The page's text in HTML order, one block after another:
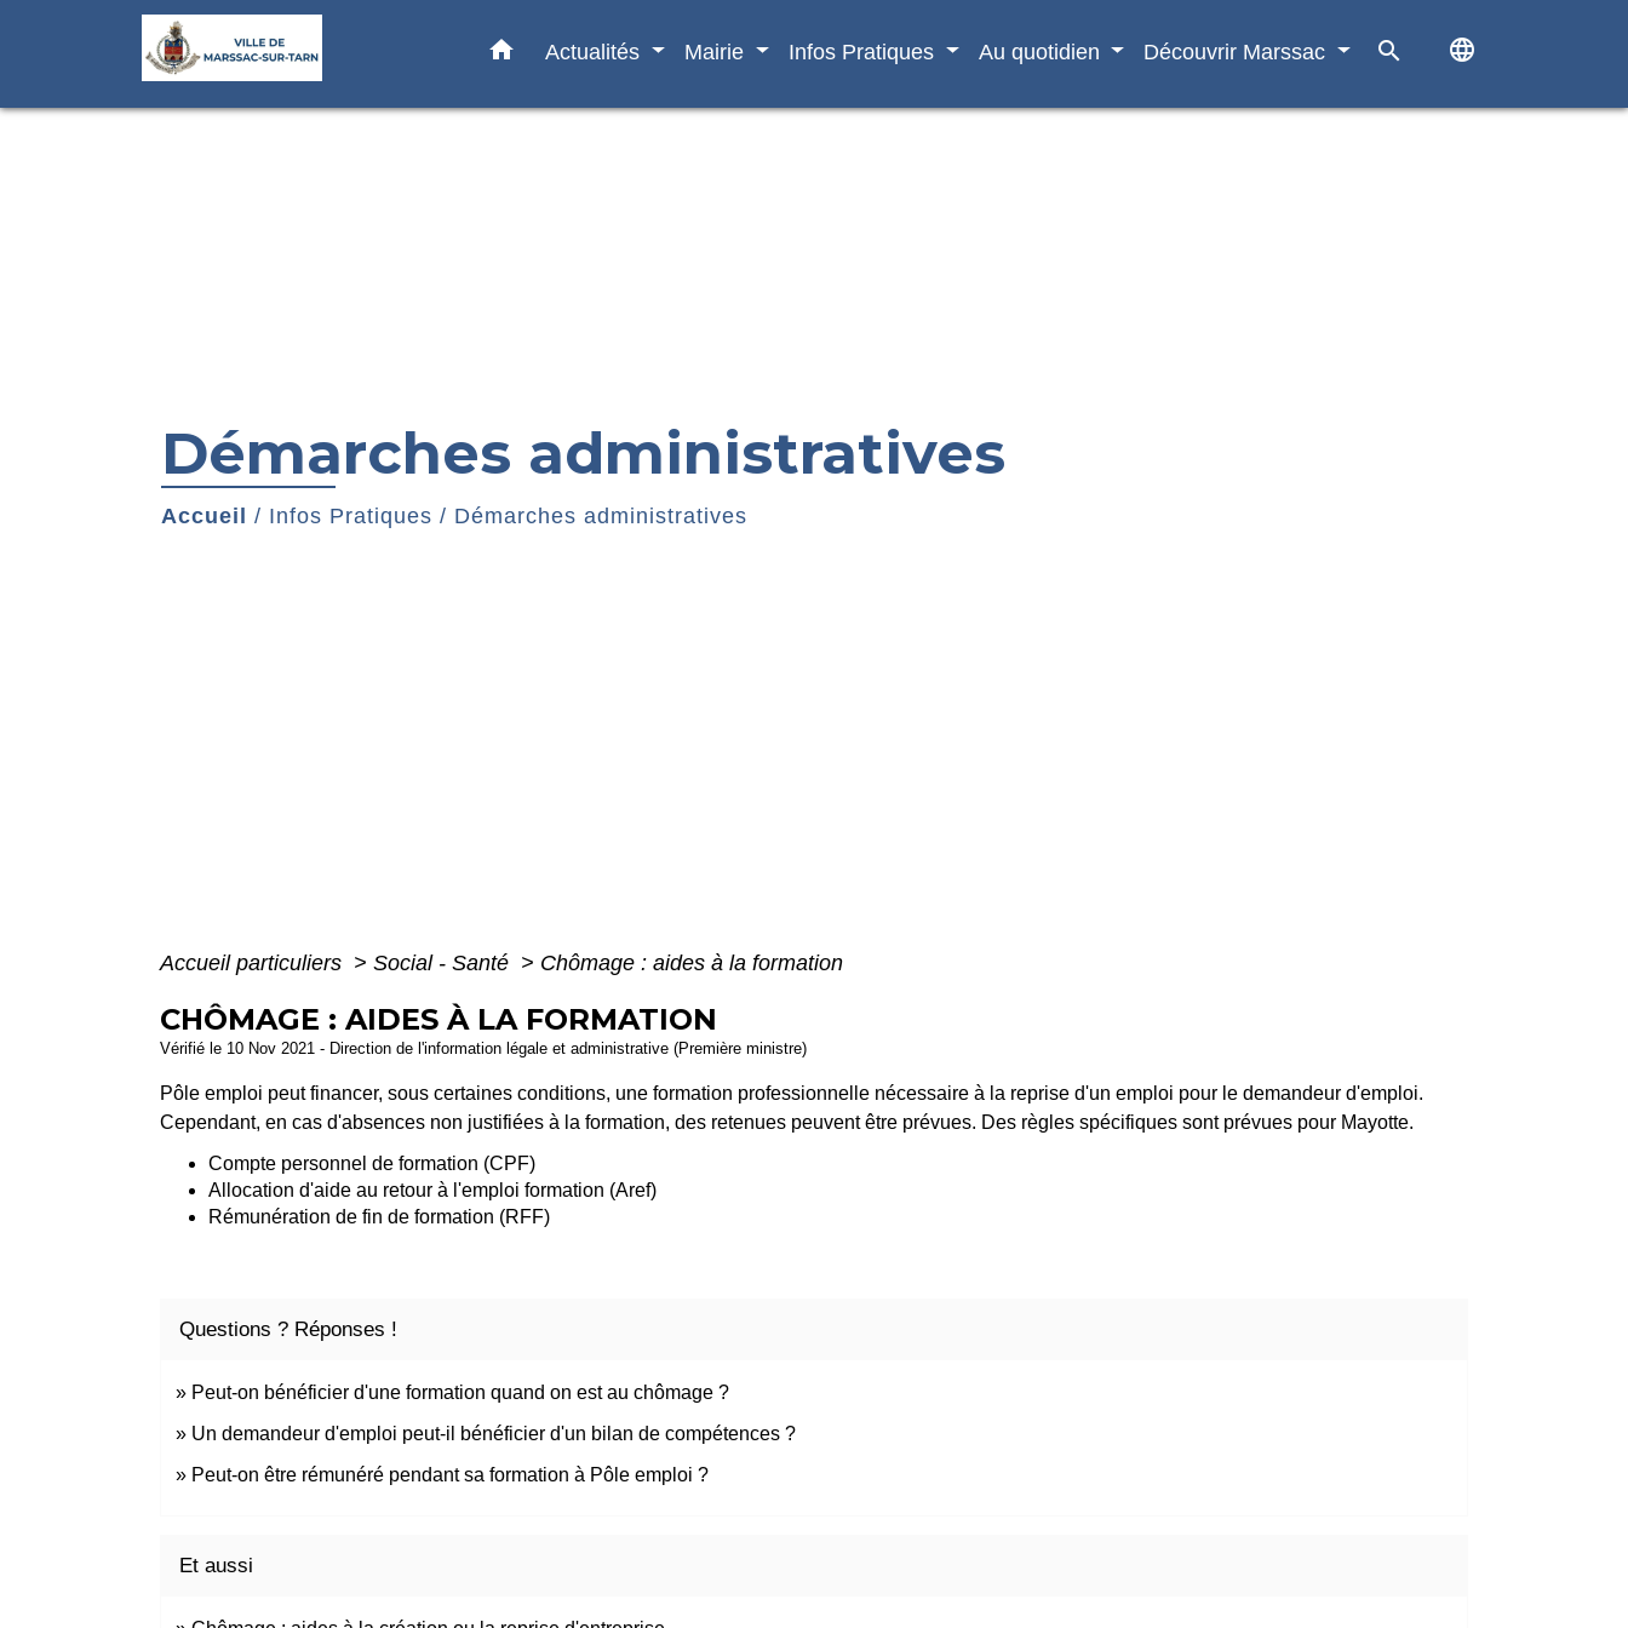
home Actualités Mairie Infos Pratiques Au quotidien Découvrir Marssac search language
Démarches administratives
Accueil / Infos Pratiques / Démarches administratives
Accueil particuliers > Social - Santé > Chômage : aides à la formation
CHÔMAGE : AIDES À LA FORMATION
Vérifié le 10 Nov 2021 - Direction de l'information légale et administrative (Première ministre)
Pôle emploi peut financer, sous certaines conditions, une formation professionnelle nécessaire à la reprise d'un emploi pour le demandeur d'emploi.
Cependant, en cas d'absences non justifiées à la formation, des retenues peuvent être prévues. Des règles spécifiques sont prévues pour Mayotte.
Compte personnel de formation (CPF)
Allocation d'aide au retour à l'emploi formation (Aref)
Rémunération de fin de formation (RFF)
Questions ? Réponses !
Peut-on bénéficier d'une formation quand on est au chômage ?
Un demandeur d'emploi peut-il bénéficier d'un bilan de compétences ?
Peut-on être rémunéré pendant sa formation à Pôle emploi ?
Et aussi